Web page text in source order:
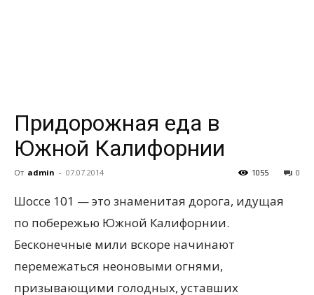
Придорожная еда в
Южной Калифорнии
От admin - 07.07.2014 0
1055
Шоссе 101 — это знаменитая дорога, идущая
по побережью Южной Калифорнии.
Бесконечные мили вскоре начинают
перемежаться неоновыми огнями,
призывающими голодных, уставших